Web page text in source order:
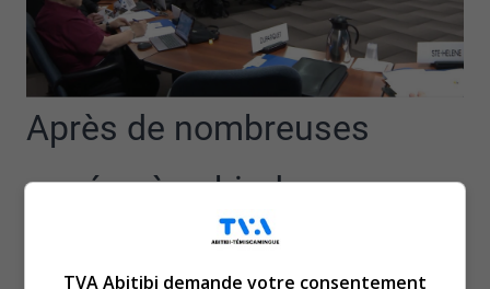
Après de nombreuses
années à subir de
l’intimidation et du
TVA Abitibi demande votre consentement